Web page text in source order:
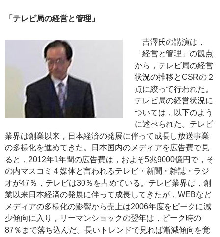
「テレビ局の経営と管理」
吉澤氏の講演は，
「経営と管理」の観点
から，テレビ局の経営
状況の推移とCSRの２
点に絞って行われた。
テレビ局の経営状況に
ついては，以下のよう
に述べられた。テレビ
業界は創業以来，日本経済の発展に伴って成長し放送事業
の多様化を進めてきた。日本国内のメディアを広告費で見
ると，2012年1年間の広告費は，およそ5兆9000億円で，そ
の内マスコミ４媒体と言われるテレビ・新聞・雑誌・ラジ
オが47％，テレビは30％を占めている。テレビ業界は，創
業以来日本経済の発展に伴って成長してきたが，WEBなど
メディアの多様化の影響から売上は2006年度をピークに減
少傾向に入り，リーマンショックの翌年は，ピーク時の
87％まで落ち込んだ。長いトレンドで見れば漸減傾向を覚